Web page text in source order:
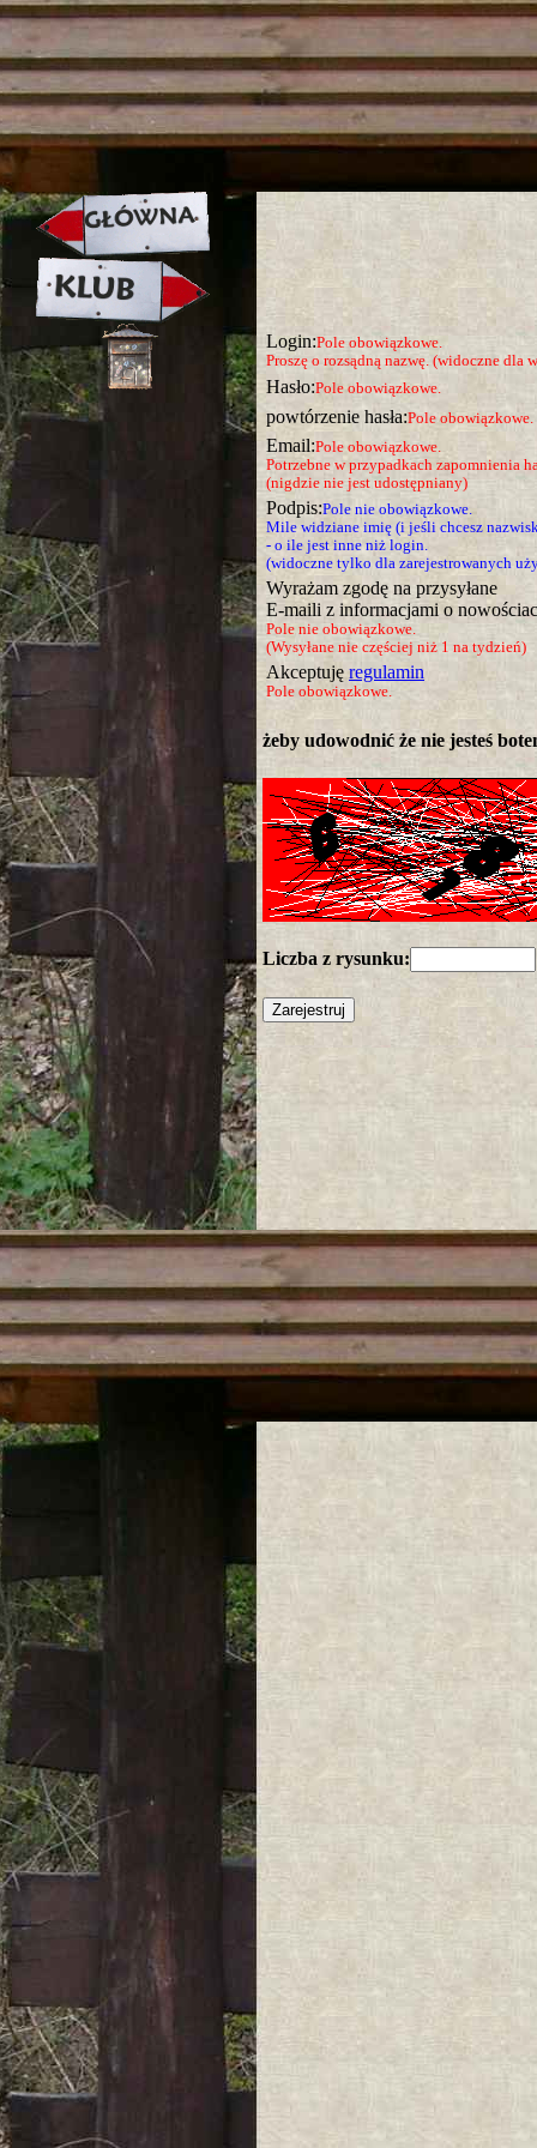
strona w naprawie zapraszamy
Login:Pole obowiązkowe.
Proszę o rozsądną nazwę. (widoczne dla
Hasło:Pole obowiązkowe.
powtórzenie hasła:Pole obowiązkowe.
Email:Pole obowiązkowe.
Potrzebne w przypadkach zapomnienia
(nigdzie nie jest udostępniany)
Podpis:Pole nie obowiązkowe.
Mile widziane imię (i jeśli chcesz
- o ile jest inne niż login.
(widoczne tylko dla zarejestrowanych
Wyrażam zgodę na przysyłane
E-maili z informacjami o
Pole nie obowiązkowe.
(Wysyłane nie częściej niż 1 na tydzień)
Akceptuję regulamin
Pole obowiązkowe.
żeby udowodnić że nie jesteś
Liczba z rysunku: